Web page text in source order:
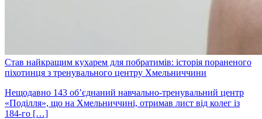
Став найкращим кухарем для побратимів: історія пораненого
піхотинця з тренувального центру Хмельниччини
Нещодавно 143 об’єднаний навчально-тренувальний центр
«Поділля», що на Хмельниччині, отримав лист від колег із
184-го […]